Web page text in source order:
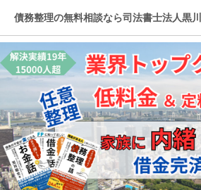
債務整理の無料相談なら司法書士法人黒